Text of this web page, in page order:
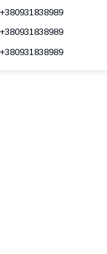
+380931838989
+380931838989
+380931838989